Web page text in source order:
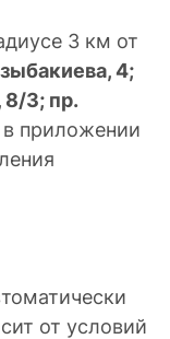
3 км от
4;
8/3; пр.
в приложении
от условий